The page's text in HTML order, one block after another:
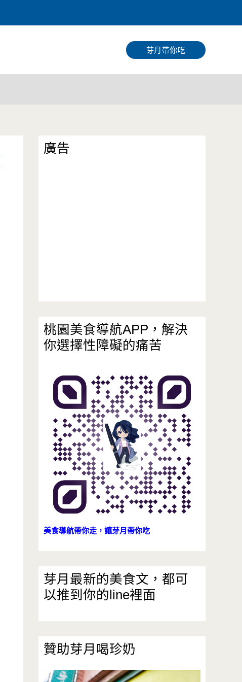
尋
芽月帶你吃
廣告
桃園美食導航APP，解決
你選擇性障礙的痛苦
美食導航帶你走，讓芽月帶你吃
芽月最新的美食文，都可
以推到你的line裡面
贊助芽月喝珍奶